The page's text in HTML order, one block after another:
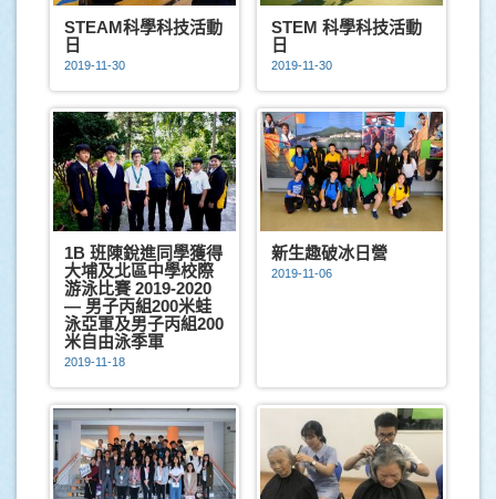
STEAM科學科技活動
日
2019-11-30
STEM 科學科技活動
日
2019-11-30
1B 班陳銳進同學獲得
大埔及北區中學校際
游泳比賽 2019-2020
— 男子丙組200米蛙
泳亞軍及男子丙組200
米自由泳季軍
2019-11-18
新生趣破冰日營
2019-11-06